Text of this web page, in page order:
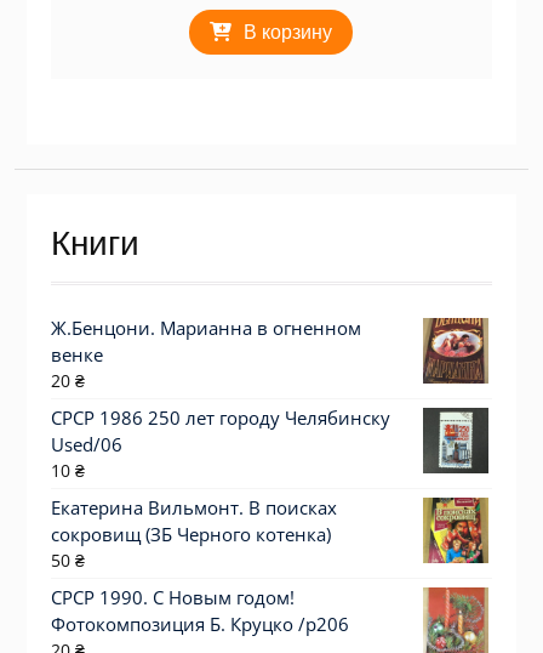
В корзину
Книги
Ж.Бенцони. Марианна в огненном
венке
20 ₴
СРСР 1986 250 лет городу Челябинску
Used/06
10 ₴
Екатерина Вильмонт. В поисках
сокровищ (ЗБ Черного котенка)
50 ₴
СРСР 1990. С Новым годом!
Фотокомпозиция Б. Круцко /р206